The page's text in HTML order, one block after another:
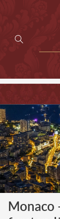
Monaco